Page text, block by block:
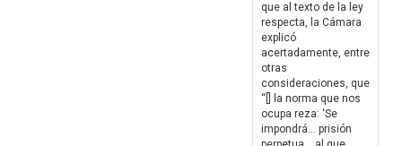
que al texto de la ley
respecta, la Cámara
explicó
acertadamente, entre
otras
consideraciones, que
“[] la norma que nos
ocupa reza: ‘Se
impondrá… prisión